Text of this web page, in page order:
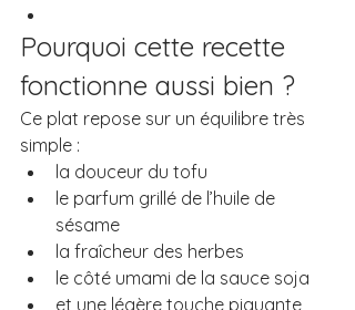
Pourquoi cette recette
fonctionne aussi bien ?
Ce plat repose sur un équilibre très
simple :
la douceur du tofu
le parfum grillé de l’huile de
sésame
la fraîcheur des herbes
le côté umami de la sauce soja
et une légère touche piquante